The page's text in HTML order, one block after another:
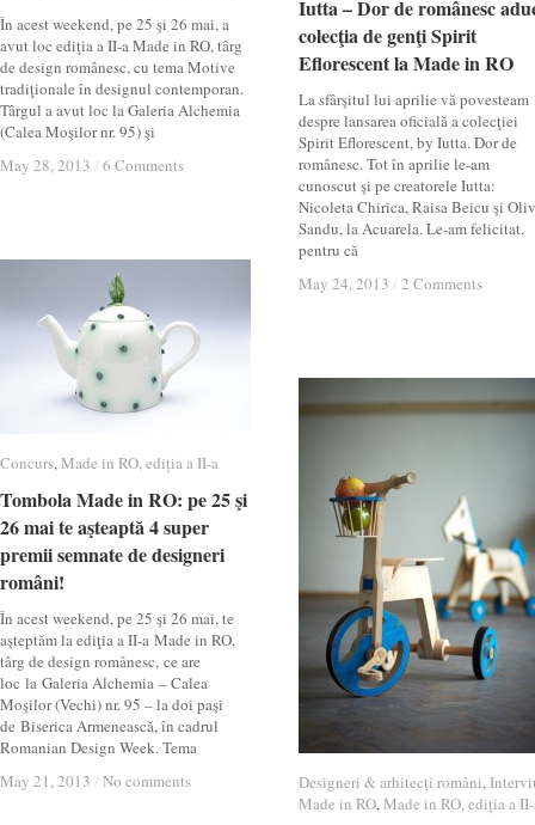
În acest weekend, pe 25 şi 26 mai, a
avut loc ediţia a II-a Made in RO, târg
de design românesc, cu tema Motive
tradiţionale în designul contemporan.
Târgul a avut loc la Galeria Alchemia
(Calea Moşilor nr. 95) şi
May 28, 2013 / 6 Comments
May 28, 2013 / 6 Comments
Iutta – Dor de românesc
colecţia de genţi Spirit
Eflorescent la Made in RO
La sfârşitul lui aprilie vă povesteam
despre lansarea oficială a colecţiei
Spirit Eflorescent, by Iutta. Dor de
românesc. Tot în aprilie le-am
cunoscut şi pe creatorele Iutta:
Nicoleta Chirica, Raisa Beicu şi
Sandu, la Acuarela. Le-am felicitat,
pentru că
May 24, 2013 / 2 Comments
Iutta – Dor de românesc
colecţia de genţi Spirit
Eflorescent la Made in RO
May 24, 2013 / 2 Comments
Concurs,Made in RO, ediția a II-a
Tombola Made in RO: pe 25 şi
26 mai te aşteaptă 4 super
premii semnate de designeri
români!
În acest weekend, pe 25 şi 26 mai, te
aşteptăm la ediţia a II-a Made in RO,
târg de design românesc, ce are
loc la Galeria Alchemia – Calea
Moşilor (Vechi) nr. 95 – la doi paşi
de Biserica Armenească, în cadrul
Romanian Design Week. Tema
May 21, 2013 / No comments
Concurs Made in RO, ediția a II-a
Tombola Made in RO: pe 25 şi
26 mai te aşteaptă 4 super
premii semnate de designeri
români!
May 21, 2013 / No comments Designeri & arhitecți români,
Made in RO,Made in RO, ediția a
Designeri & arhitecți români
Made in RO Made in RO, ediția a